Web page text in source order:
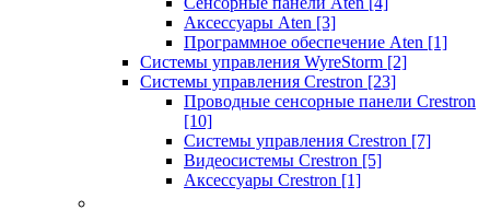
Аксессуары Aten [3]
Программное обеспечение Aten [1]
Системы управления WyreStorm [2]
Системы управления Crestron [23]
Проводные сенсорные панели Crestron
[10]
Системы управления Crestron [7]
Видеосистемы Crestron [5]
Аксессуары Crestron [1]